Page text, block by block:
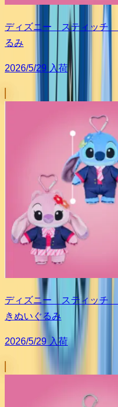
ディズニー スティッチ
るみ
2026/5/29 入荷
ディズニー スティッチ
きぬいぐるみ
2026/5/29 入荷